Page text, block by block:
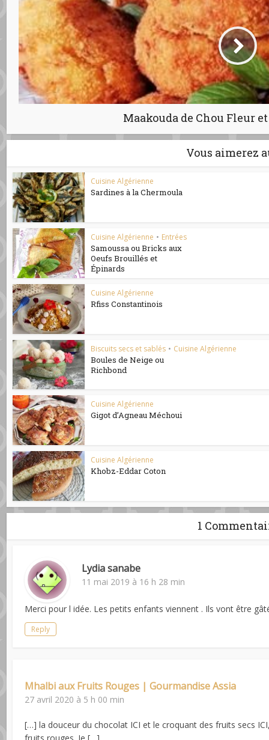
Maakouda de Chou Fleur
Vous aimerez
Cuisine Algérienne
Sardines à la Chermoula
Cuisine Algérienne • Entrées
Samoussa ou Bricks aux
Oeufs Brouillés et
Épinards
Cuisine Algérienne
Rfiss Constantinois
Biscuits secs et sablés • Cuisine Algérienne
Boules de Neige ou
Richbond
Cuisine Algérienne
Gigot d’Agneau Méchoui
Cuisine Algérienne
Khobz-Eddar Coton
1
Lydia sanabe
11 mai 2019 à 16 h 28 min
Merci pour l idée. Les petits enfants viennent . Ils vont être
Reply
Mhalbi aux Fruits Rouges | Gourmandise Assia
27 avril 2020 à 5 h 00 min
[…] la douceur du chocolat ICI et le croquant des fruits secs